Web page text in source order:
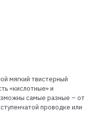
мягкий твистерный
«кислотные» и
самые разные – от
проводке или